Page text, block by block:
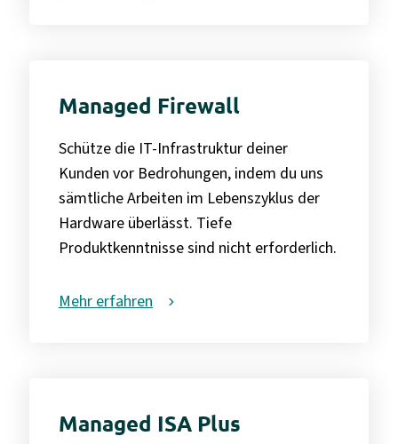
Managed Firewall
Schütze die IT-Infrastruktur deiner
Kunden vor Bedrohungen, indem du uns
sämtliche Arbeiten im Lebenszyklus der
Hardware überlässt. Tiefe
Produktkenntnisse sind nicht erforderlich.
Mehr erfahren
Managed ISA Plus